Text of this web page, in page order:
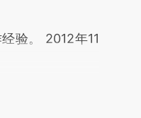
验。 2012年11